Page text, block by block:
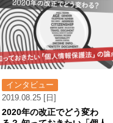
インタビュー
2019.08.25 [日]
2020年の改正でどう変わ